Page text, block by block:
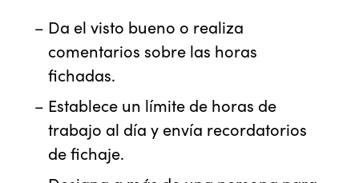
Da el visto bueno o realiza
comentarios sobre las horas
fichadas.
Establece un límite de horas de
trabajo al día y envía recordatorios
de fichaje.